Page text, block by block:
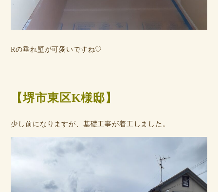
Rの垂れ壁が可愛いですね♡
【堺市東区K様邸】
少し前になりますが、基礎工事が着工しました。